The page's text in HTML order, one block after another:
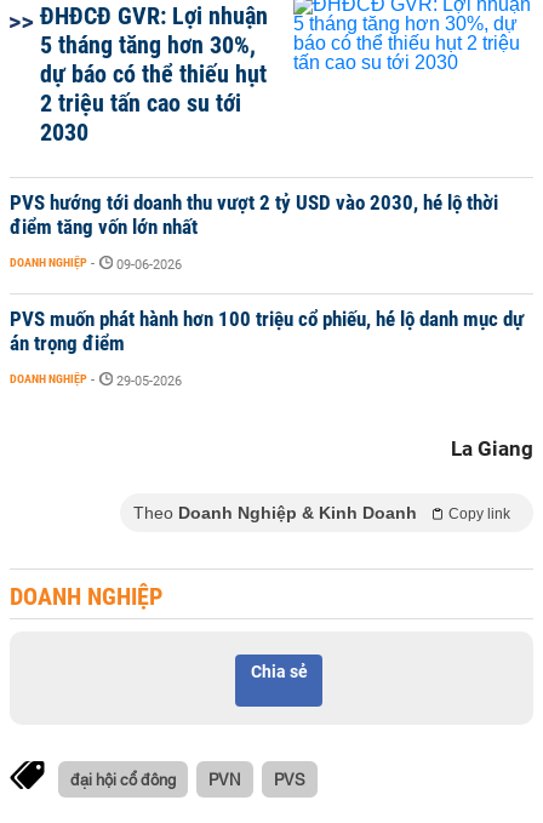
ĐHĐCĐ GVR: Lợi nhuận
5 tháng tăng hơn 30%,
dự báo có thể thiếu hụt
2 triệu tấn cao su tới
2030
PVS hướng tới doanh thu vượt 2 tỷ USD vào 2030, hé lộ thời
điểm tăng vốn lớn nhất
DOANH NGHIỆP - 09-06-2026
PVS muốn phát hành hơn 100 triệu cổ phiếu, hé lộ danh mục dự
án trọng điểm
DOANH NGHIỆP - 29-05-2026
La Giang
Theo Doanh Nghiệp & Kinh Doanh Copy link
DOANH NGHIỆP
Chia sẻ
đại hội cổ đông PVN PVS